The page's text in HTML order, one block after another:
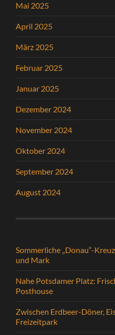
Mai 2025
April 2025
März 2025
Februar 2025
Januar 2025
Dezember 2024
November 2024
Oktober 2024
September 2024
August 2024
Sommerliche „Donau“-
und Mark
Nahe Potsdamer Platz:
Posthouse
Zwischen Erdbeer-Döner,
Freizeitpark